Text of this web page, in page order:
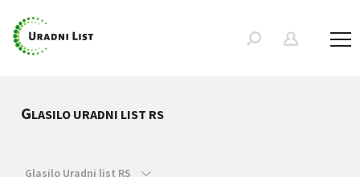
GLASILO URADNI LIST RS
Glasilo Uradni list RS